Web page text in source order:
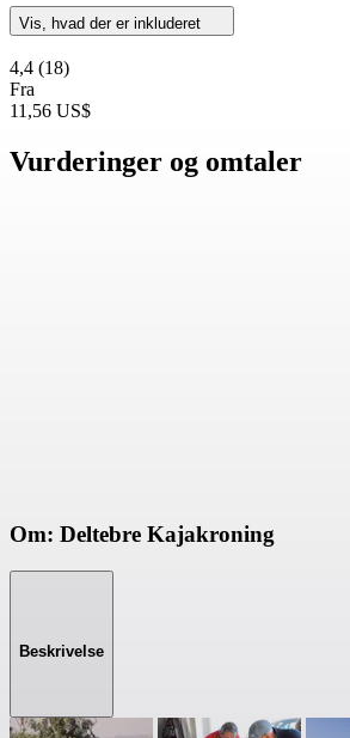
Vis, hvad der er inkluderet
4,4 (18)
Fra
11,56 US$
Vurderinger og omtaler
Om: Deltebre Kajakroning
Beskrivelse